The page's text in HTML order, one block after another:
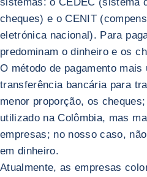
cheques) e o CENIT
eletrónica nacional). Para
predominam o dinheiro e os
O método de pagamento
transferência bancária para
menor proporção, os
utilizado na Colômbia, mas
empresas; no nosso caso,
em dinheiro.
Atualmente, as empresas